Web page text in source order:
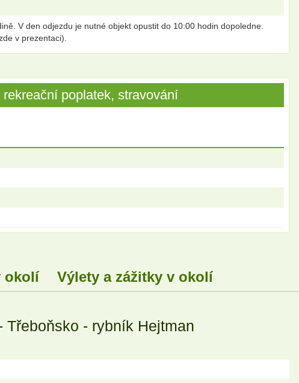
V den odjezdu je nutné objekt opustit do 10:00 hodin dopoledne.
v prezentaci).
poplatek, stravování
okolí Výlety a zážitky v okolí
Třeboňsko - rybník Hejtman